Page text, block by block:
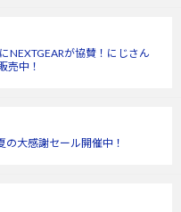
NEXTGEARが協賛！にじさん
売中！
の大感謝セール開催中！